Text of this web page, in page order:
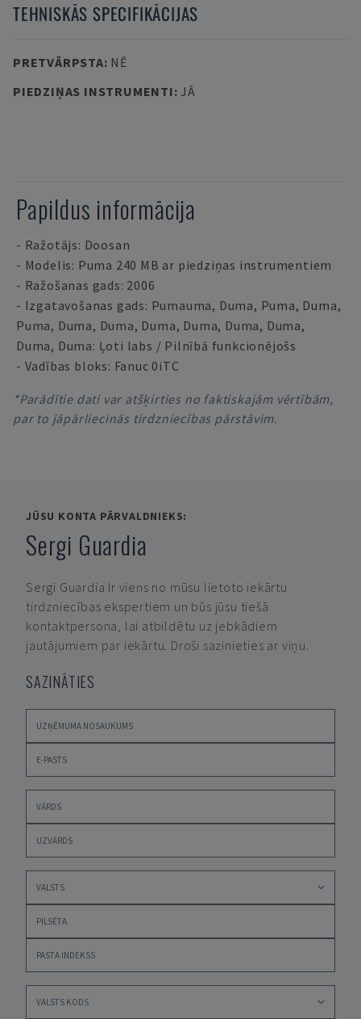
TEHNISKĀS SPECIFIKĀCIJAS
PRETVĀRPSTA: NĒ
PIEDZIŅAS INSTRUMENTI:JĀ
Papildus informācija
- Ražotājs: Doosan
- Modelis: Puma 240 MB ar piedziņas instrumentiem
- Ražošanas gads: 2006
- Izgatavošanas gads: Pumauma, Duma, Puma, Duma,
Puma, Duma, Duma, Duma, Duma, Duma, Duma,
Duma, Duma: Ļoti labs / Pilnībā funkcionējošs
- Vadības bloks: Fanuc 0iTC
*Parādītie dati var atšķirties no faktiskajām vērtībām,
par to jāpārliecinās tirdzniecības pārstāvim.
JŪSU KONTA PĀRVALDNIEKS:
Sergi Guardia
Sergi Guardia Ir viens no mūsu lietoto iekārtu
tirdzniecības ekspertiem un būs jūsu tiešā
kontaktpersona, lai atbildētu uz jebkādiem
jautājumiem par iekārtu. Droši sazinieties ar viņu.
SAZINĀTIES